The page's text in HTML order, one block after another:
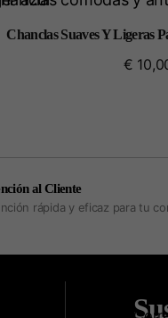
Chanclas Suaves Y Ligeras
€
al Cliente
rápida y eficaz para tu